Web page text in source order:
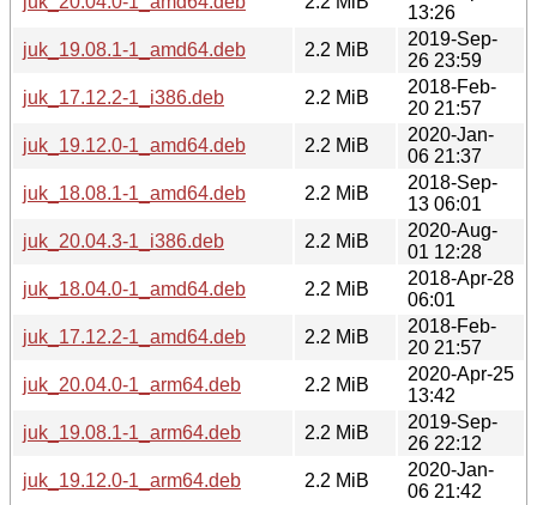
13:26
juk_19.08.1-1_amd64.deb
2.2 MiB
2019-Sep-
26 23:59
juk_17.12.2-1_i386.deb
2.2 MiB
2018-Feb-
20 21:57
juk_19.12.0-1_amd64.deb
2.2 MiB
2020-Jan-
06 21:37
juk_18.08.1-1_amd64.deb
2.2 MiB
2018-Sep-
13 06:01
juk_20.04.3-1_i386.deb
2.2 MiB
2020-Aug-
01 12:28
juk_18.04.0-1_amd64.deb
2.2 MiB
2018-Apr-28
06:01
juk_17.12.2-1_amd64.deb
2.2 MiB
2018-Feb-
20 21:57
juk_20.04.0-1_arm64.deb
2.2 MiB
2020-Apr-25
13:42
juk_19.08.1-1_arm64.deb
2.2 MiB
2019-Sep-
26 22:12
juk_19.12.0-1_arm64.deb
2.2 MiB
2020-Jan-
06 21:42